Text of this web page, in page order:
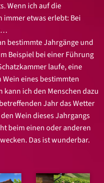
Wenn ich auf die
etwas erlebt: Bei
bestimmte Jahrgänge und
Beispiel bei einer Führung
laufe, eine
eines bestimmten
ich den Menschen dazu
Jahr das Wetter
Wein dieses Jahrgangs
beim einen oder anderen
Das ist wunderbar.